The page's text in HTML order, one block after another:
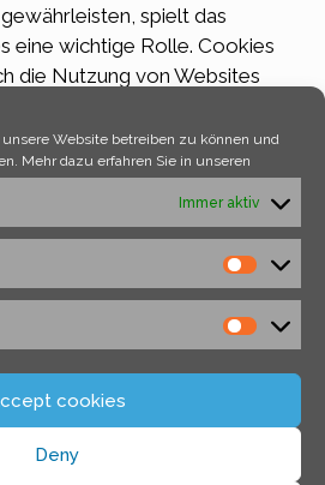
Website betreiben zu können und
Mehr dazu erfahren Sie in unseren
Immer aktiv
cookies
Deny
spielt das
eine wichtige Rolle. Cookies
die Nutzung von Websites
zu sammeln. Mithilfe
können user-spezifische
werden, die für den
den maximalen Erfolg
Prozess wird …
Weiterlesen
,Marketing